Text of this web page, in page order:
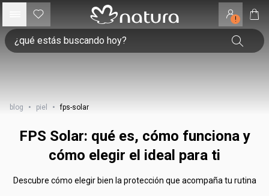
!
blog • piel • fps-solar
FPS Solar: qué es, cómo funciona y
cómo elegir el ideal para ti
Descubre cómo elegir bien la protección que acompaña tu rutina